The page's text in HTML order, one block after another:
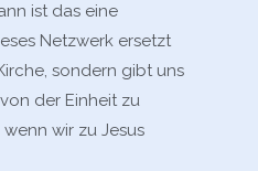
ist das eine
Netzwerk ersetzt
sondern gibt uns
der Einheit zu
wir zu Jesus